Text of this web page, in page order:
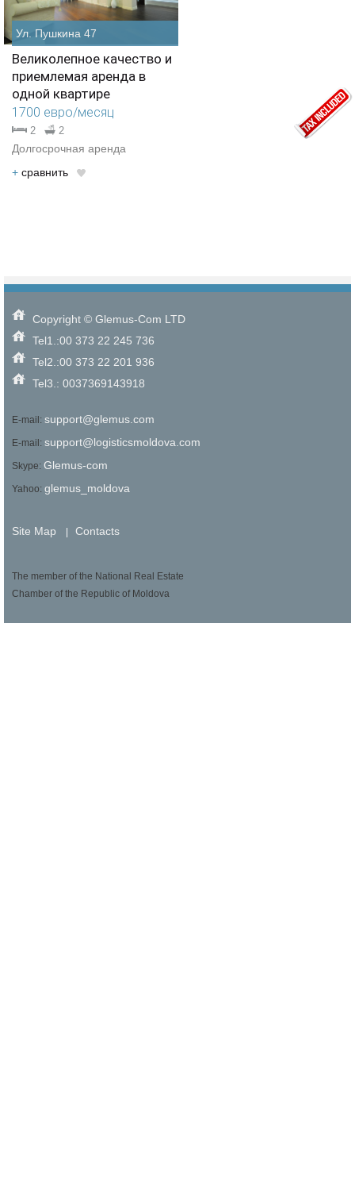
Ул. Пушкина 47
Великолепное качество и
приемлемая аренда в
одной квартире
1700 евро/месяц
2 2
Долгосрочная аренда
+ cравнить
Copyright © Glemus-Com LTD
Tel1.:00 373 22 245 736
Tel2.:00 373 22 201 936
Tel3.: 0037369143918
E-mail: support@glemus.com
E-mail: support@logisticsmoldova.com
Skype: Glemus-com
Yahoo: glemus_moldova
Site Map | Contacts
The member of the National Real Estate
Chamber of the Republic of Moldova